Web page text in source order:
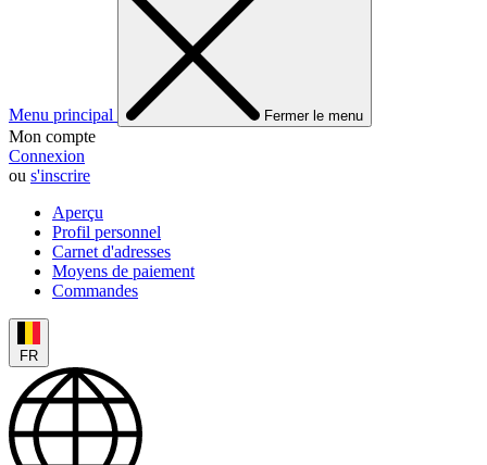
Menu principal Fermer le menu
Mon compte
Connexion
ou s'inscrire
Aperçu
Profil personnel
Carnet d'adresses
Moyens de paiement
Commandes
FR